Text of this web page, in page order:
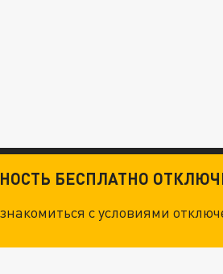
БЕСПЛАТНО
с условиями